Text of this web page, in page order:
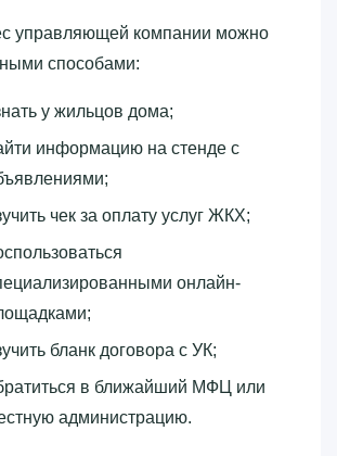
управляющей компании можно
способами:
у жильцов дома;
информацию на стенде с
чек за оплату услуг ЖКХ;
онлайн-
бланк договора с УК;
в ближайший МФЦ или
администрацию.